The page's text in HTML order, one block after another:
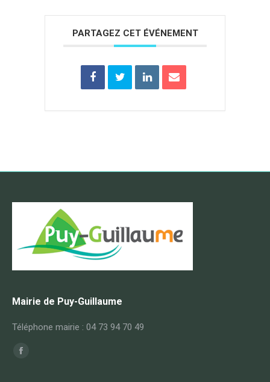
PARTAGEZ CET ÉVÉNEMENT
Mairie de Puy-Guillaume
Téléphone mairie : 04 73 94 70 49
Trouvez nous sur :
Facebook